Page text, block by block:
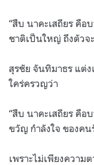
“สืบ นาคะเสถียร คือ
ชาติเป็นใหญ่ ถึงตัวจ
สุรชัย จันทิมาธร แต่
ใคร่ครวญว่า
“สืบ นาคะเสถียร คือ
ขวัญ กำลังใจ ของคน
เพราะไม่เพียงความ